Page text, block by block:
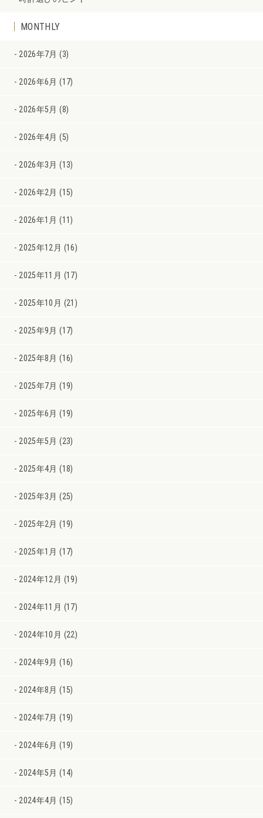
MONTHLY
2026年7月 (3)
2026年6月 (17)
2026年5月 (8)
2026年4月 (5)
2026年3月 (13)
2026年2月 (15)
2026年1月 (11)
2025年12月 (16)
2025年11月 (17)
2025年10月 (21)
2025年9月 (17)
2025年8月 (16)
2025年7月 (19)
2025年6月 (19)
2025年5月 (23)
2025年4月 (18)
2025年3月 (25)
2025年2月 (19)
2025年1月 (17)
2024年12月 (19)
2024年11月 (17)
2024年10月 (22)
2024年9月 (16)
2024年8月 (15)
2024年7月 (19)
2024年6月 (19)
2024年5月 (14)
2024年4月 (15)